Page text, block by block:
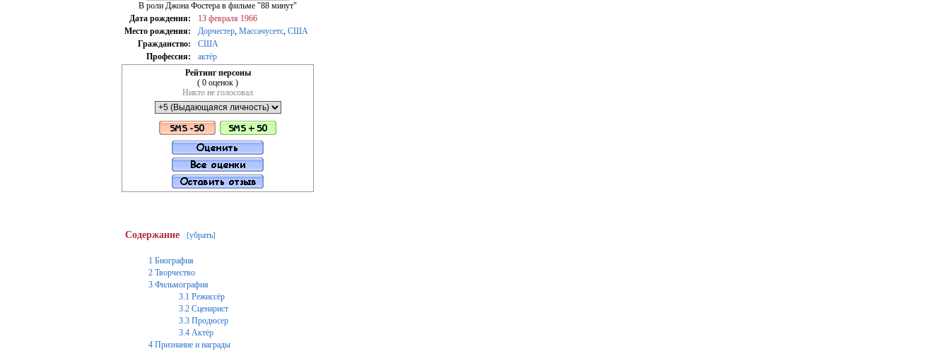
В роли Джона Фостера в фильме "88 минут"
Дата рождения:
13 февраля 1966
Место рождения:
Дорчестер, Массачусетс, США
Гражданство:
США
Профессия:
актёр
Рейтинг персоны
( 0 оценок )
Никто не голосовал
Содержание [убрать]
1 Биография
2 Творчество
3 Фильмография
3.1 Режиcсёр
3.2 Сценарист
3.3 Продюсер
3.4 Актёр
4 Признание и награды